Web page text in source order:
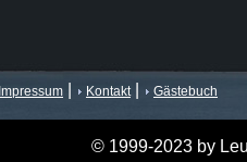
Impressum Kontakt Gästebuch
© 1999-2023 by